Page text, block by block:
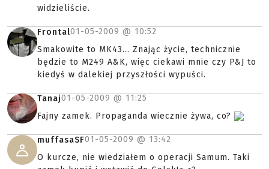
widzieliście.
Frontal01-05-2009 @ 10:52
Smakowite to MK43... Znając życie, technicznie
będzie to M249 A&K, więc ciekawi mnie czy P&J to
kiedyś w dalekiej przyszłości wypuści.
Tanaj01-05-2009 @ 11:25
Fajny zamek. Propaganda wiecznie żywa, co?
muffasaSF01-05-2009 @ 13:42
O kurcze, nie wiedziałem o operacji Samum. Taki